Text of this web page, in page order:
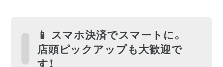
📱 スマホ決済でスマートに。
店頭ピックアップも大歓迎で
す！